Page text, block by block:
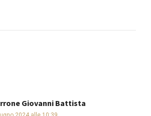
Giovanni Battista